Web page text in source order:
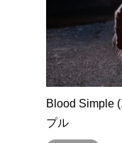
Blood Simple
プル